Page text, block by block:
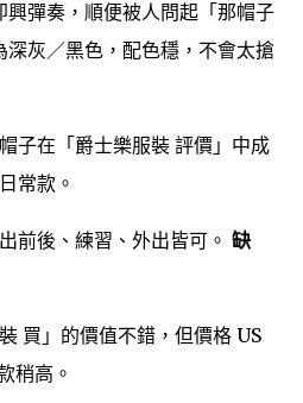
彈奏，順便被人問起「那帽子
深灰／黑色，配色穩，不會太搶
子在「爵士樂服裝 評價」中成
常款。
前後、練習、外出皆可。 缺
買」的價值不錯，但價格 US
稍高。